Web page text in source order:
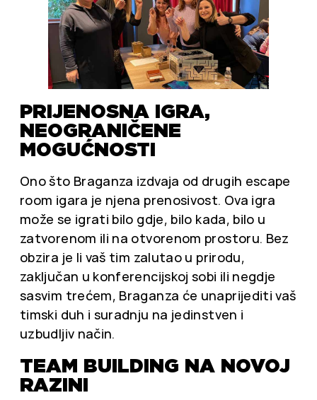
PRIJENOSNA IGRA,
NEOGRANIČENE
MOGUĆNOSTI
Ono što Braganza izdvaja od drugih escape
room igara je njena prenosivost. Ova igra
može se igrati bilo gdje, bilo kada, bilo u
zatvorenom ili na otvorenom prostoru. Bez
obzira je li vaš tim zalutao u prirodu,
zaključan u konferencijskoj sobi ili negdje
sasvim trećem, Braganza će unaprijediti vaš
timski duh i suradnju na jedinstven i
uzbudljiv način.
TEAM BUILDING NA NOVOJ
RAZINI